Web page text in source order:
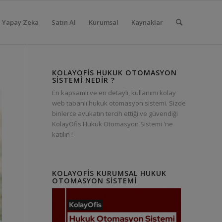
Yapay Zeka Satın Al Kurumsal Kaynaklar
KOLAYOFIS HUKUK OTOMASYON
SISTEMI NEDIR ?
En kapsamlı ve en detaylı, kullanımı kolay
web tabanlı hukuk otomasyon sistemi. Sizde
binlerce avukatın tercih ettiği ve güvendiği
KolayOfis Hukuk Otomasyon Sistemi 'ne
katılın !
KOLAYOFIS KURUMSAL HUKUK
OTOMASYON SISTEMI